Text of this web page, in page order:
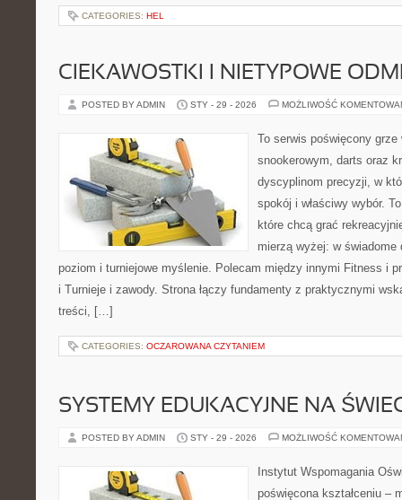
CATEGORIES: HEL
CIEKAWOSTKI I NIETYPOWE
POSTED BY ADMIN STY - 29 - 2026 MOŻLIWOŚĆ
To serwis poświęcony
snookerowym, darts oraz
dyscyplinom precyzji, w
spokój i właściwy wybór.
które chcą grać
mierzą wyżej: w
poziom i turniejowe myślenie. Polecam między innymi Fitness i
i Turnieje i zawody. Strona łączy fundamenty z praktycznymi
treści, […]
CATEGORIES: OCZAROWANA CZYTANIEM
SYSTEMY EDUKACYJNE NA
POSTED BY ADMIN STY - 29 - 2026 MOŻLIWOŚĆ
Instytut Wspomagania
poświęcona kształceniu –